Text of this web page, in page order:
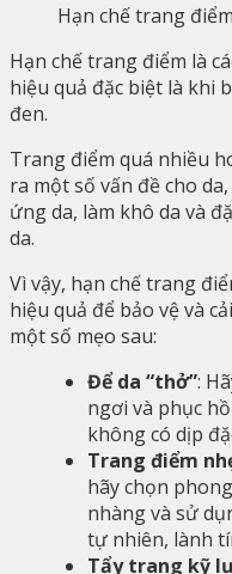
Hạn chế trang
Hạn chế trang điểm là
hiệu quả đặc biệt là khi
đen.
Trang điểm quá nhiều
ra một số vấn đề cho
ứng da, làm khô da và
da.
Vì vậy, hạn chế trang
hiệu quả để bảo vệ và
một số mẹo sau:
Để da “thở”:
ngơi và phục
không có dịp
Trang điểm
hãy chọn
nhàng và sử
tự nhiên, lành
Tẩy trang kỹ